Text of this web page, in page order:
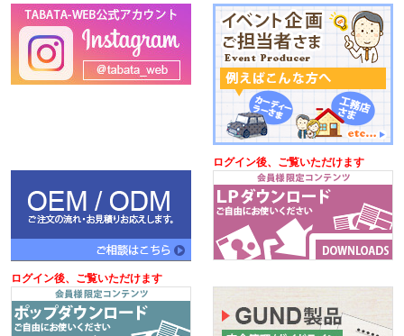
ログイン後、ご覧いただけます
ログイン後、ご覧いただけます